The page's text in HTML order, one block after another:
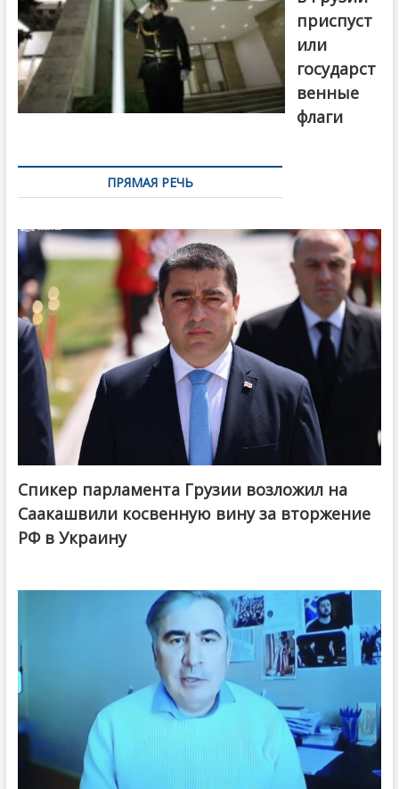
приспуст
или
государст
венные
флаги
ПРЯМАЯ РЕЧЬ
Спикер парламента Грузии возложил на
Саакашвили косвенную вину за вторжение
РФ в Украину